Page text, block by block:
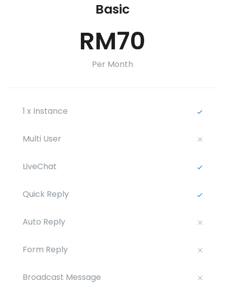
Basic
RM70
Per Month
1 x Instance
Multi User
LiveChat
Quick Reply
Auto Reply
Form Reply
Broadcast Message